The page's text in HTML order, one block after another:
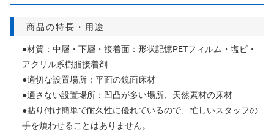
商品の特長・用途
●材質：中層・下層・接着面：形状記憶PETフィルム・塩ビ・
アクリル系樹脂接着剤
●適切な設置場所：平面の鏡面床材
●適さない設置場所：凹凸が多い場所、天然素材の床材
●貼り付け簡単で耐久性に優れているので、忙しいスタッフの
手を煩わせることはありません。